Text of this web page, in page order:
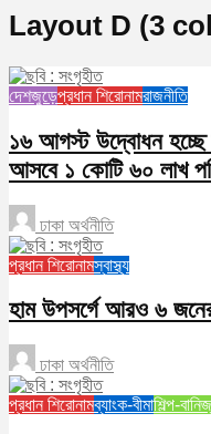
Layout D (3
দেশজুড়েপ্রধান শিরোনামরাজনীতি
১৬ আগস্ট উদ্বোধন হচ্ছে
আসবে ১ কোটি ৬০ লাখ
ঢাকা অর্থনীতি
প্রধান শিরোনামস্বাস্থ্য
হাম উপসর্গে আরও ৬
ঢাকা অর্থনীতি
প্রধান শিরোনামব্যাংক-বীমাশিল্প-